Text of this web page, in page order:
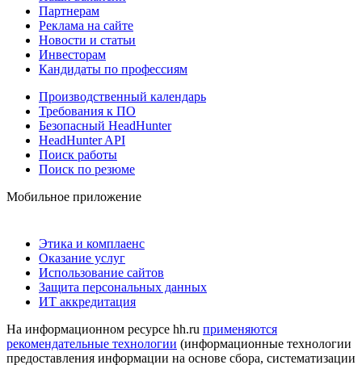
Партнерам
Реклама на сайте
Новости и статьи
Инвесторам
Кандидаты по профессиям
Производственный календарь
Требования к ПО
Безопасный HeadHunter
HeadHunter API
Поиск работы
Поиск по резюме
Мобильное приложение
Этика и комплаенс
Оказание услуг
Использование сайтов
Защита персональных данных
ИТ аккредитация
На информационном ресурсе hh.ru применяются
рекомендательные технологии (информационные технологии
предоставления информации на основе сбора, систематизации